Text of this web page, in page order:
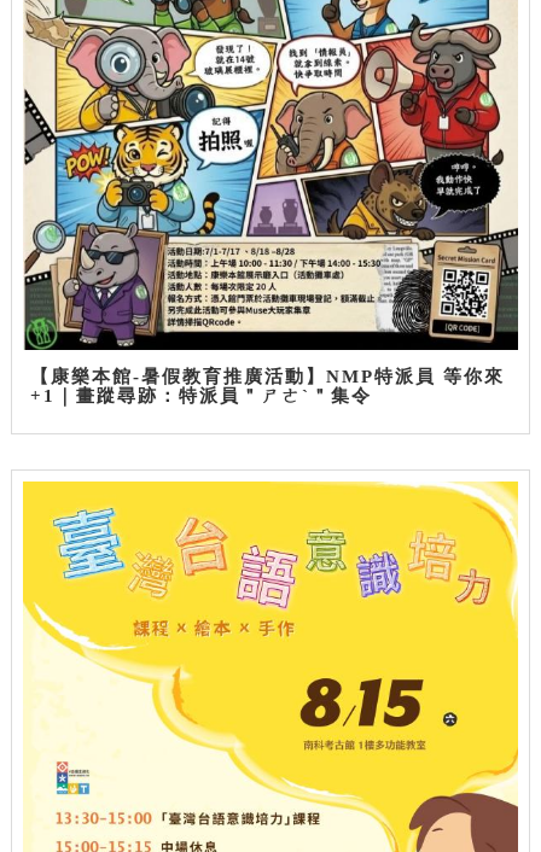
【康樂本館-暑假教育推廣活動】NMP特派員 等你來
+1｜畫蹤尋跡：特派員＂ㄕㄜˋ＂集令